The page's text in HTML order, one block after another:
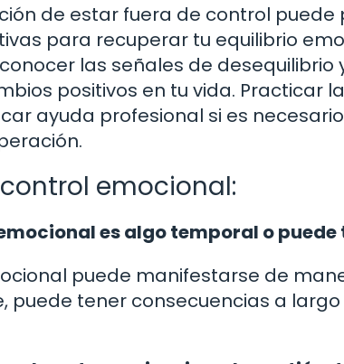
de estar fuera de control
para recuperar tu equilibrio
las señales de desequilibrio
positivos en tu vida. Practicar
ayuda profesional si es
emocional:
es algo temporal o
puede manifestarse de
puede tener consecuencias a